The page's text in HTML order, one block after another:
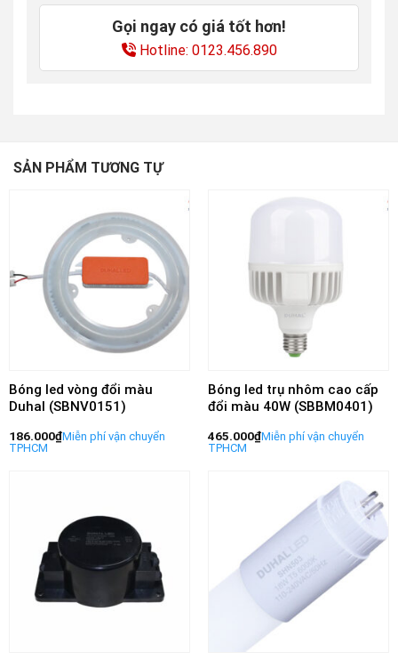
Gọi ngay có giá tốt hơn!
Hotline: 0123.456.890
SẢN PHẨM TƯƠNG TỰ
Bóng led vòng đổi màu
Duhal (SBNV0151)
186.000₫
Bóng led trụ nhôm cao cấp
đổi màu 40W (SBBM0401)
465.000₫